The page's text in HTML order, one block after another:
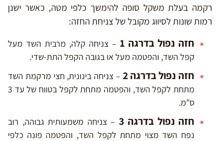
רקמה בעלת משקל סופה להימשך כלפי מטה, כאשר ישנן
רמות שונות לסיווג מקובל של צניחת החזה:
חזה נפול בדרגה 1
– צניחה קלה, מרבית השד מעל
קפל השד, והפטמה מעל או בגובה הקפל התת-שדי.
חזה נפול בדרגה 2
– צניחה בינונית, חצי מרקמת השד
מתחת לקפל השד, והפטמה מתחת לקפל בטווח של עד 3
ס”מ.
חזה נפול בדרגה 3
– צניחה משמעותית גבוהה, רוב
נפח השד מצוי מתחת לקפל השד, והפטמה פונה כלפי